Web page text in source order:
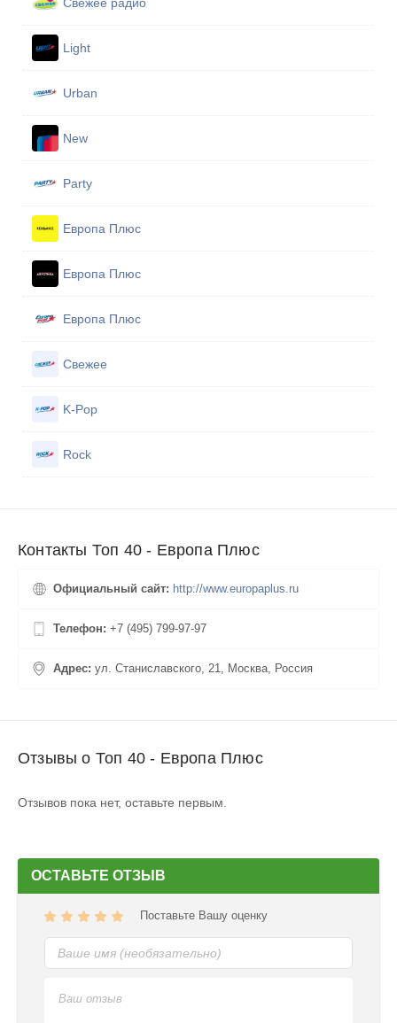
Light
Urban
New
Party
Европа Плюс
Европа Плюс
Европа Плюс
Свежее
K-Pop
Rock
Контакты Топ 40 - Европа Плюс
Официальный сайт: http://www.europaplus.ru
Телефон: +7 (495) 799-97-97
Адрес: ул. Станиславского, 21, Москва, Россия
Отзывы о Топ 40 - Европа Плюс
Отзывов пока нет, оставьте первым.
ОСТАВЬТЕ ОТЗЫВ
Поставьте Вашу оценку